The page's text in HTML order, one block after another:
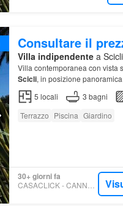
Consultare il
Villa indipendentea
Villa contemporanea con vista
Scicli, in posizione
contemporanea di recente
5 locali 3 bagni
Terrazzo Piscina Giardino
30+ giorni fa